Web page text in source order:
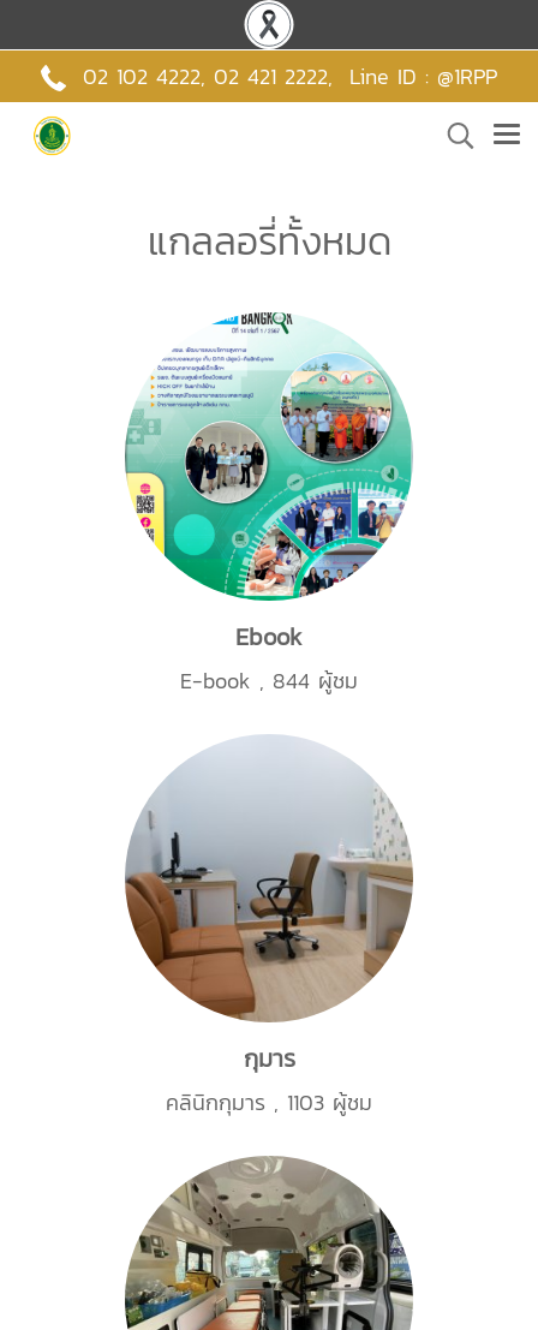
02 102 4222, 02 421 2222, Line ID : @1RPP
แกลลอรี่ทั้งหมด
Ebook
E-book , 844 ผู้ชม
กุมาร
คลินิกกุมาร , 1103 ผู้ชม